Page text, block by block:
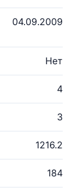
04.09.2009
Нет
4
3
1216.2
184